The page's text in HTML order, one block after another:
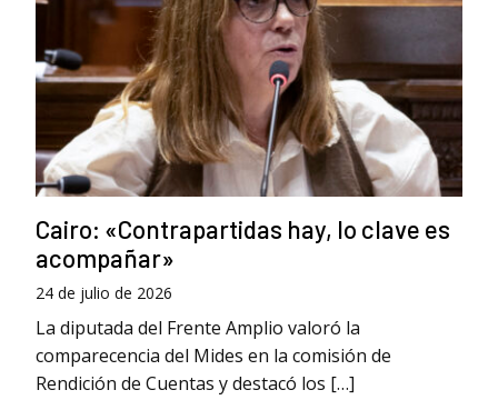
Cairo: «Contrapartidas hay, lo clave es
acompañar»
24 de julio de 2026
La diputada del Frente Amplio valoró la
comparecencia del Mides en la comisión de
Rendición de Cuentas y destacó los […]